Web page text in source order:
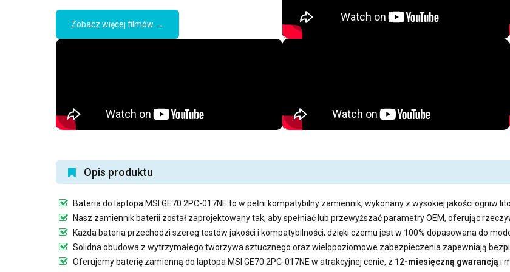
Zobacz więcej filmów →
Opis produktu
Bateria do laptopa MSI GE70 2PC-017NE to w pełni kompatybilny zamiennik, wykonany z wysokiej jakości ogniw
Nasz zamiennik baterii został zaprojektowany tak, aby spełniać lub przewyższać parametry OEM, oferując
Każda bateria przechodzi szereg testów jakości i kompatybilności, dzięki czemu jest w 100% dopasowana do
Solidna obudowa z wytrzymałego tworzywa sztucznego oraz wielopoziomowe zabezpieczenia zapewniają
Oferujemybaterię zamienną do laptopa MSI GE70 2PC-017NE w atrakcyjnej cenie, z 12-miesięczną gwarancją i